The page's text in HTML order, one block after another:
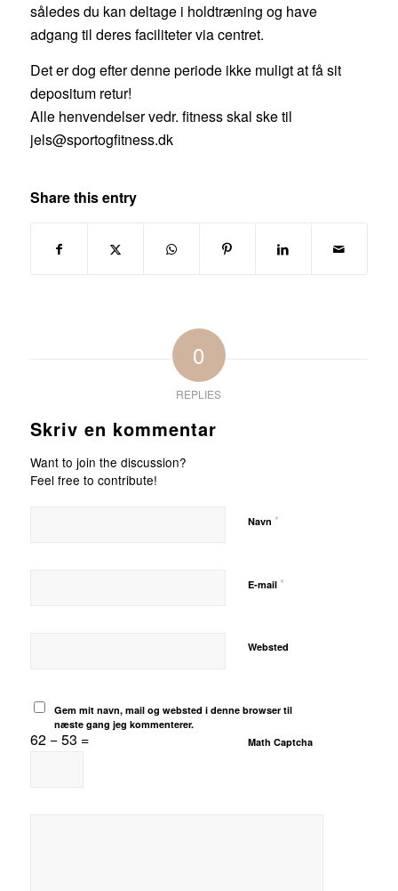
således du kan deltage i holdtræning og have
adgang til deres faciliteter via centret.
Det er dog efter denne periode ikke muligt at få sit
depositum retur!
Alle henvendelser vedr. fitness skal ske til
jels@sportogfitness.dk
Share this entry
0
REPLIES
Skriv en kommentar
Want to join the discussion?
Feel free to contribute!
Navn *
E-mail *
Websted
Gem mit navn, mail og websted i denne browser til
næste gang jeg kommenterer.
Math Captcha
62 − 53 =